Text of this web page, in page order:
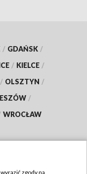
/ GDAŃSK /
/ KIELCE /
/ OLSZTYN /
/
WROCŁAW
zgody na